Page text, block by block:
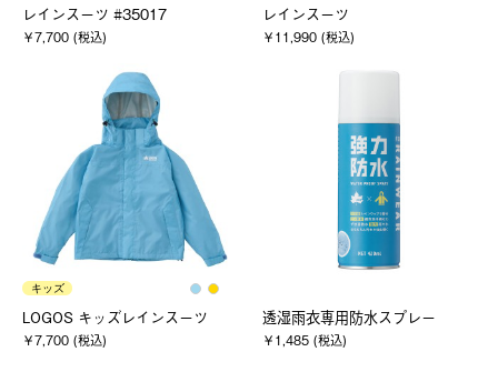
レインスーツ #35017
￥7,700 (税込)
レインスーツ
￥11,990 (税込)
キッズ
LOGOS キッズレインスーツ
￥7,700 (税込)
透湿雨衣専用防水スプレー
￥1,485 (税込)